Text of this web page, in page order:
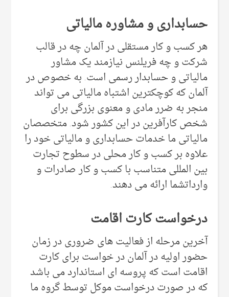
حسابداری و مشاوره مالیاتی
هر کسب و کار مستقلی در آلمان چه در قالب
شرکت و چه فریلنس نیازمند یک مشاور
مالیاتی و حسابدار رسمی است. به خصوص در
آلمان که کوچکترین اشتباه مالیاتی می تواند
منجر به ضرر مادی و معنوی بزرگی برای
شخص کارآفرین در این کشور شود. متخصصان
مالیاتی ما خدمات حسابداری و مالیاتی خود را
علاوه بر کسب و کار محلی در سطوح تجارت
بین المللی متناسب با کسب و کار صادرات و
وارداتشما ارائه می دهند.
درخواست کارت اقامت
آخرین مرحله از فعالیت های ضروری در زمان
حضور اولیه در آلمان در خواست برای کارت
اقامت است که پروسه ای استاندارد می باشد
که در صورت درخواست موکل توسط گروه ما